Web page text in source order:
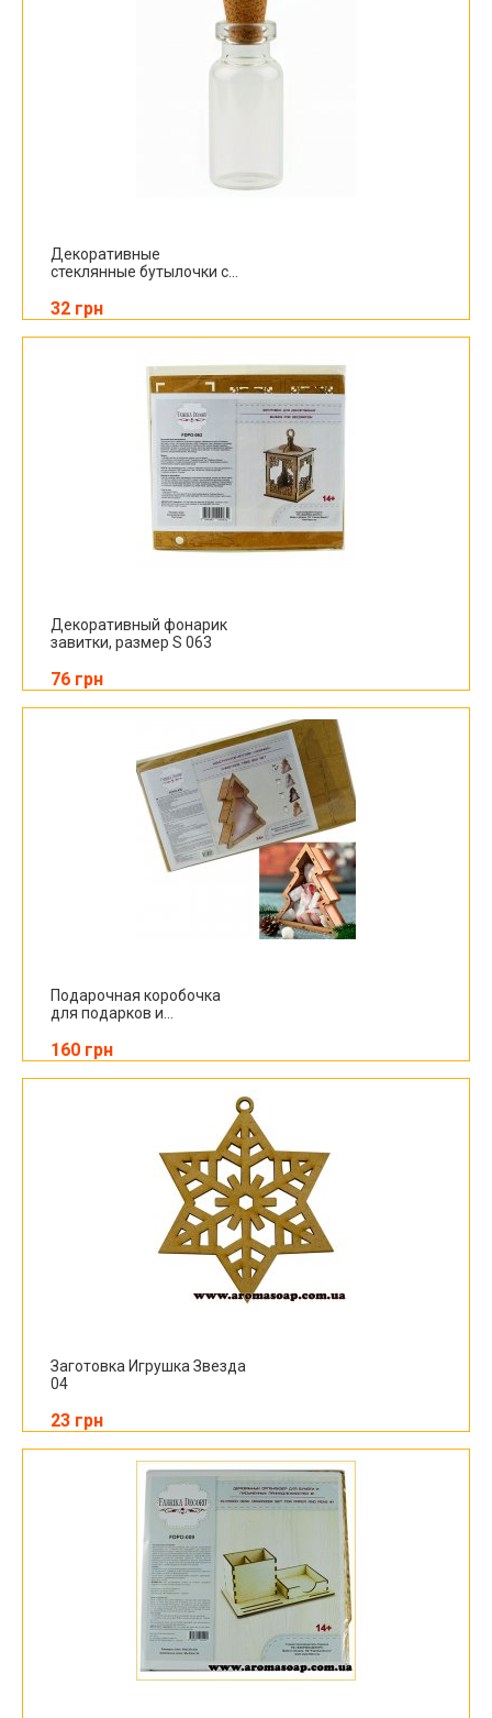
Декоративные
стеклянные бутылочки с...
32 грн
Декоративный фонарик
завитки, размер S 063
76 грн
Подарочная коробочка
для подарков и...
160 грн
Заготовка Игрушка Звезда
04
23 грн